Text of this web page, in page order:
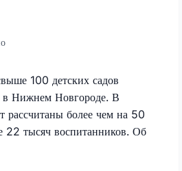
100 детских садов
в Нижнем Новгороде. В
рассчитаны более чем на 50
22 тысяч воспитанников. Об